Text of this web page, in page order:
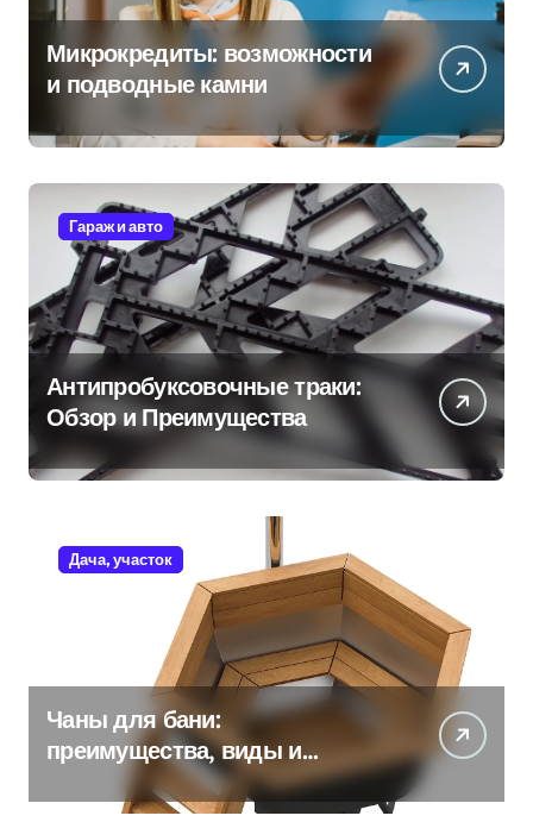
Микрокредиты: возможности
и подводные камни
Гараж и авто
Антипробуксовочные траки:
Обзор и Преимущества
Дача, участок
Чаны для бани:
преимущества, виды и
особенности использования